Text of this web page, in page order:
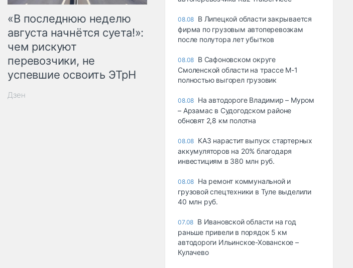
«В последнюю неделю
августа начнётся суета!»:
чем рискуют
перевозчики, не
успевшие освоить ЭТрН
Дзен
08.08 В Липецкой области закрывается
фирма по грузовым автоперевозкам
после полутора лет убытков
08.08 В Сафоновском округе
Смоленской области на трассе М-1
полностью выгорел грузовик
08.08 На автодороге Владимир – Муром
– Арзамас в Судогодском районе
обновят 2,8 км полотна
08.08 КАЗ нарастит выпуск стартерных
аккумуляторов на 20% благодаря
инвестициям в 380 млн руб.
08.08 На ремонт коммунальной и
грузовой спецтехники в Туле выделили
40 млн руб.
07.08 В Ивановской области на год
раньше привели в порядок 5 км
автодороги Ильинское-Хованское –
Кулачево